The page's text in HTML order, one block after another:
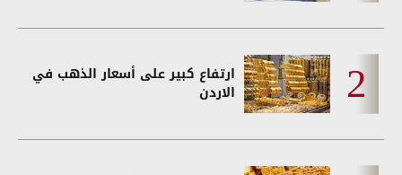
ارتفاع كبير على أسعار الذهب في
الاردن